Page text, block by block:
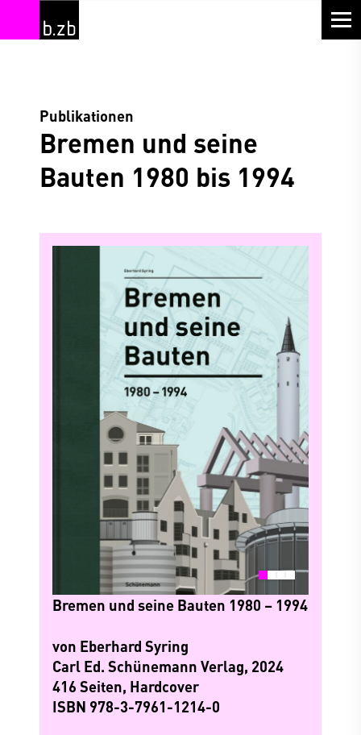
Publikationen
Bremen und seine
Bauten 1980 bis 1994
Bremen und seine Bauten 1980 – 1994
von Eberhard Syring
Carl Ed. Schünemann Verlag, 2024
416 Seiten, Hardcover
ISBN 978-3-7961-1214-0